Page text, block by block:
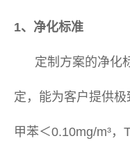
1、净化标准
定制方案的净化标
定，能为客户提供
甲苯＜0.10mg/m³，